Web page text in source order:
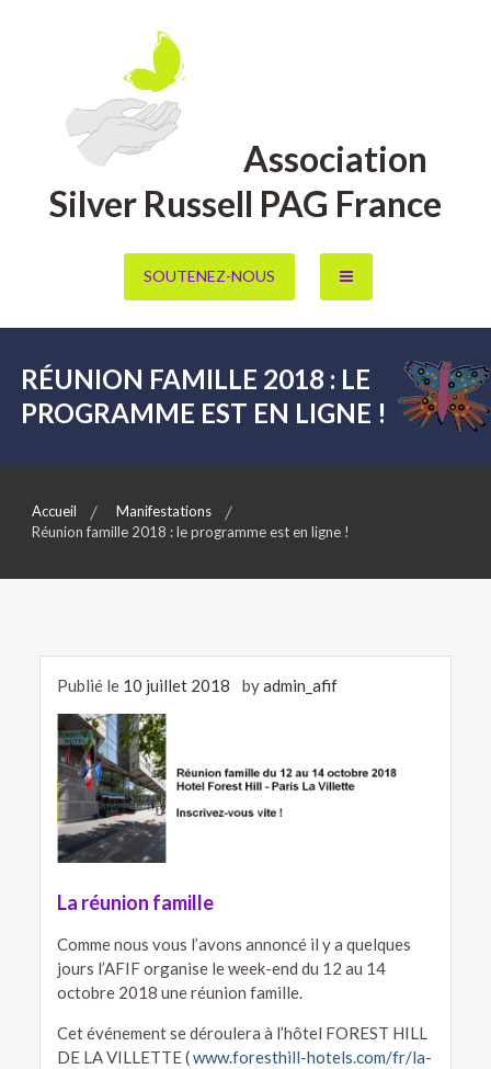
Association
Silver Russell PAG France
SOUTENEZ-NOUS
RÉUNION FAMILLE 2018 : LE
PROGRAMME EST EN LIGNE !
Accueil
Manifestations
Réunion famille 2018 : le programme est en ligne !
Publié le 10 juillet 2018 byadmin_afif
La réunion famille
Comme nous vous l’avons annoncé il y a quelques
jours l’AFIF organise le week-end du 12 au 14
octobre 2018 une réunion famille.
Cet événement se déroulera à l’hôtel FOREST HILL
DE LA VILLETTE (www.foresthill-hotels.com/fr/la-